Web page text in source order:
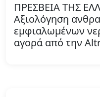
ΠΡΕΣΒΕΙΑ ΤΗΣ
Αξιολόγηση
εμφιαλωμένων
αγορά από την